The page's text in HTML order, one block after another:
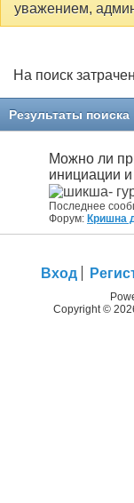
уважением,
На поиск
Результаты поиска
Можно ли
инициации и
Форум: Кришна
Вход
Copyright ©